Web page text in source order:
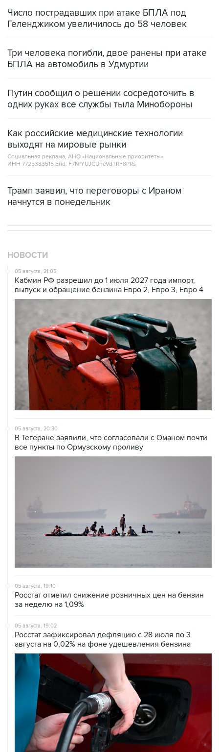
Число пострадавших при атаке БПЛА под
Геленджиком увеличилось до 58 человек
Три человека погибли, двое ранены при атаке
БПЛА на автомобиль в Удмуртии
Путин сообщил о решении сосредоточить в
одних руках все службы тыла Минобороны
Как российские медицинские технологии
выходят на мировые рынки
Социальная реклама, АНО «Национальные приоритеты».
ИНН 7725383515 Erid: F7NfYUJCUneVdTRF8PRs
Трамп заявил, что переговоры с Ираном
начнутся в понедельник
НОВОСТИ
05 августа, 21:05
Кабмин РФ разрешил до 1 июля 2027 года импорт,
выпуск и обращение бензина Евро 2, Евро 3, Евро 4
05 августа, 20:30
В Тегеране заявили, что согласовали с Оманом почти
все пункты по Ормузскому проливу
05 августа, 19:10
Росстат отметил снижение розничных цен на бензин
за неделю на 1,09%
05 августа, 19:02
Росстат зафиксировал дефляцию с 28 июля по 3
августа на 0,02% на фоне удешевления бензина